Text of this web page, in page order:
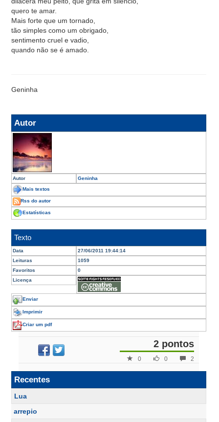
quero te amar.
Mais forte que um tornado,
tão simples como um obrigado,
sentimento cruel e vadio,
quando não se é amado.
Geninha
Autor
Autor Geninha
Mais textos
Rss do autor
Estatísticas
Texto
Data
27/06/2011 19:44:14
Leituras
1059
Favoritos
0
Licença
Enviar
Imprimir
Criar um pdf
2 pontos
2
0
0
Recentes
Lua
arrepio